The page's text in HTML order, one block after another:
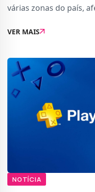
várias zonas do país,
mais afetada do país e
VER MAIS
NOTÍCIA